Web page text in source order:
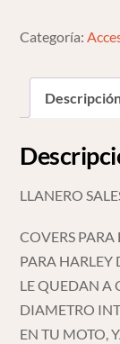
Categoría:
LLANERO
COVERS
PARA HARLEY
LE QUEDAN A
DIAMETRO
EN TU MOTO,